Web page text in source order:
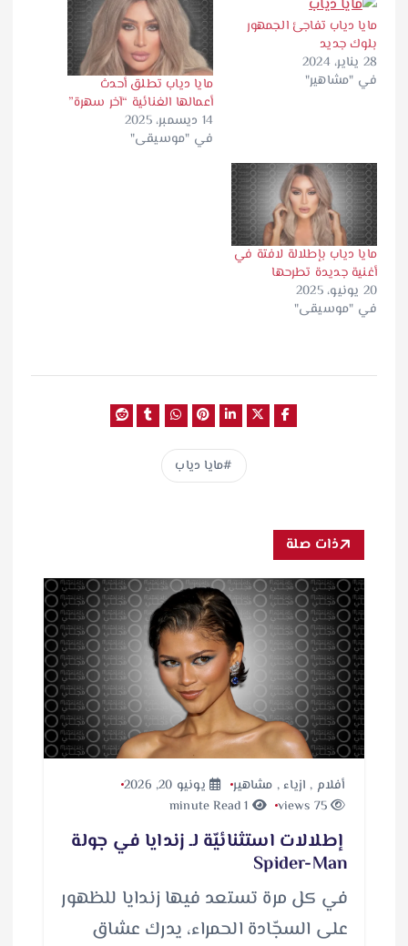
مايا دياب تفاجئ الجمهور
بلوك جديد
28 يناير، 2024
في "مشاهير"
مايا دياب تطلق أحدث
أعمالها الغنائية “آخر سهرة”
14 ديسمبر، 2025
في "موسيقى"
مايا دياب بإطلالة لافتة في
أغنية جديدة تطرحها
20 يونيو، 2025
في "موسيقى"
مايا دياب
ذات صلة
أفلام , ازياء, مشاهير
يونيو 20, 2026
75 views
إطلالات استثنائيّة لـ زندايا في جولة
Spider-Man
في كل مرة تستعد فيها زندايا للظهور
على السجّادة الحمراء، يدرك عشاق